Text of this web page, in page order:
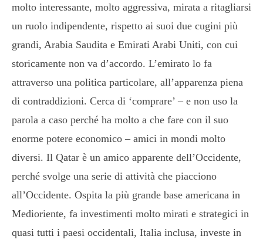
molto interessante, molto aggressiva, mirata a ritagliarsi
un ruolo indipendente, rispetto ai suoi due cugini più
grandi, Arabia Saudita e Emirati Arabi Uniti, con cui
storicamente non va d’accordo. L’emirato lo fa
attraverso una politica particolare, all’apparenza piena
di contraddizioni. Cerca di ‘comprare’ – e non uso la
parola a caso perché ha molto a che fare con il suo
enorme potere economico – amici in mondi molto
diversi. Il Qatar è un amico apparente dell’Occidente,
perché svolge una serie di attività che piacciono
all’Occidente. Ospita la più grande base americana in
Medioriente, fa investimenti molto mirati e strategici in
quasi tutti i paesi occidentali, Italia inclusa, investe in